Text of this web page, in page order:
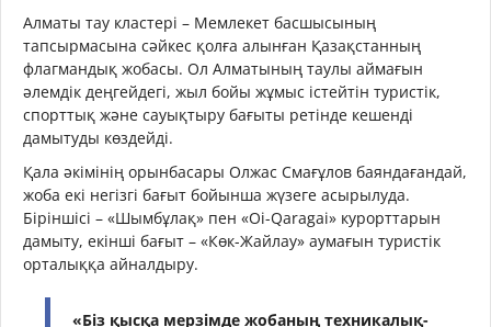
Алматы тау кластері – Мемлекет басшысының
тапсырмасына сәйкес қолға алынған Қазақстанның
флагмандық жобасы. Ол Алматының таулы аймағын
әлемдік деңгейдегі, жыл бойы жұмыс істейтін туристік,
спорттық және сауықтыру бағыты ретінде кешенді
дамытуды көздейді.
Қала әкімінің орынбасары Олжас Смағұлов баяндағандай,
жоба екі негізгі бағыт бойынша жүзеге асырылуда.
Біріншісі – «Шымбұлақ» пен «Oi-Qaragai» курорттарын
дамыту, екінші бағыт – «Көк-Жайлау» аумағын туристік
орталыққа айналдыру.
«Біз қысқа мерзімде жобаның техникалық-